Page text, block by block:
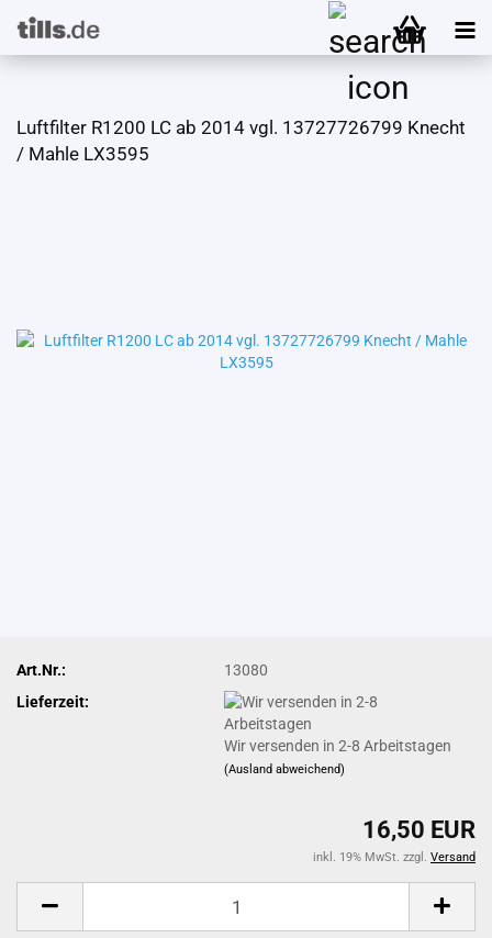
Luft­fil­ter R1200 LC ab 2014 vgl. 13727726799 Knecht
/ Mahle LX3595
Art.Nr.:
13080
Lieferzeit:
Wir versenden in 2-8 Arbeitstagen
(Ausland abweichend)
16,50 EUR
inkl. 19% MwSt. zzgl. Versand